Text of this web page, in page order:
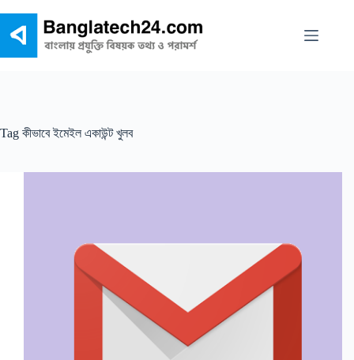
content
Tag কীভাবে ইমেইল একাউন্ট খুলব